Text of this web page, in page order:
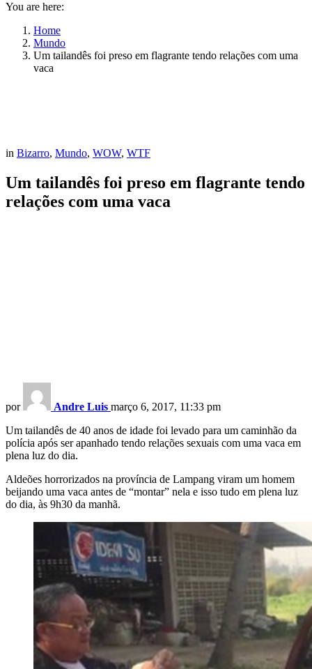
You are here:
Home
Mundo
Um tailandês foi preso em flagrante tendo relações com uma
vaca
in Bizarro, Mundo, WOW, WTF
Um tailandês foi preso em flagrante tendo
relações com uma vaca
por Andre Luis março 6, 2017, 11:33 pm
Um tailandês de 40 anos de idade foi levado para um caminhão da
polícia após ser apanhado tendo relações sexuais com uma vaca em
plena luz do dia.
Aldeões horrorizados na província de Lampang viram um homem
beijando uma vaca antes de “montar” nela e isso tudo em plena luz
do dia, às 9h30 da manhã.